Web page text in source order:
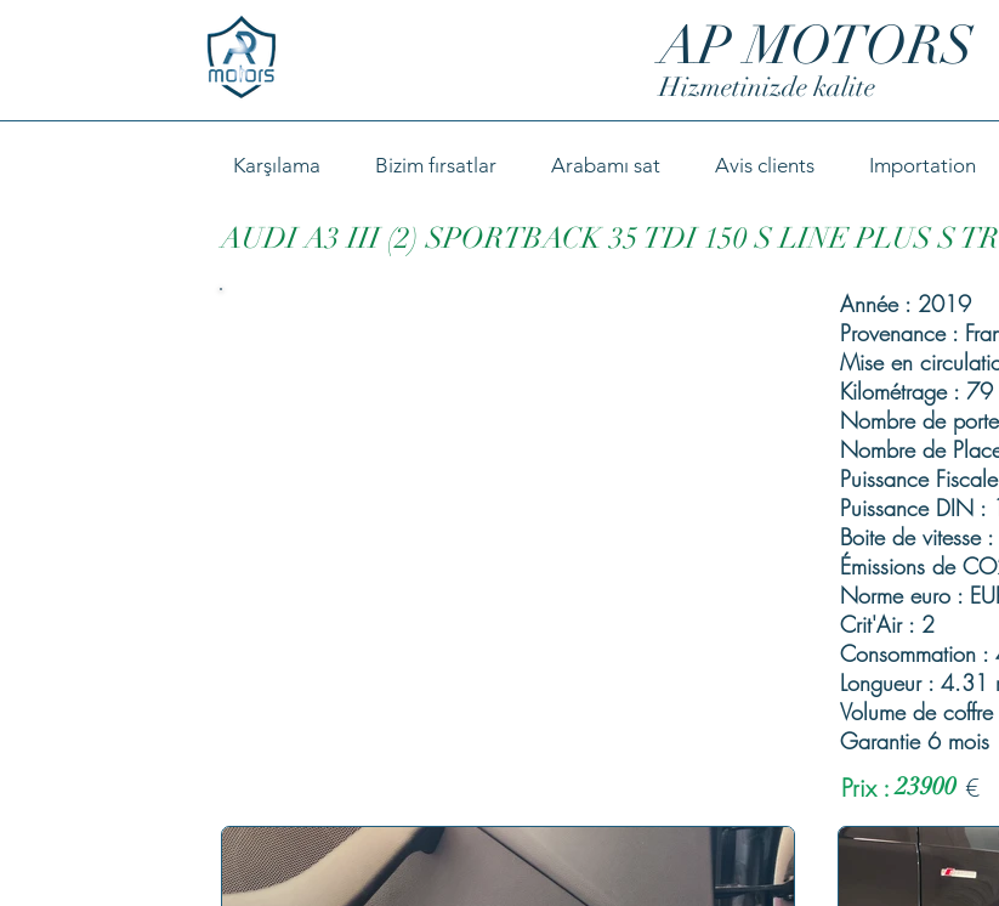
AP MOTORS
Hizmetinizde kalite
Karşılama Bizim fırsatlar Arabamı sat Avis clients Importation
AUDI A3 III (2) SPORTBACK 35 TDI 150 S LINE PLUS S
Année : 2019
Provenance :
Mise en
Kilométrage :
Nombre de
Nombre de
Puissance
Puissance DIN
Boite de vitesse
Émissions de
Norme euro :
Crit'Air : 2
Consommation
Longueur : 4.31
Volume de
Garantie 6 mois
Prix : 23900 €